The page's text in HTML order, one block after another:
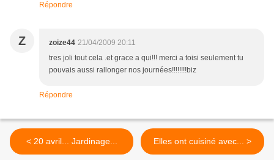
Répondre
Z zoize44 21/04/2009 20:11
tres joli tout cela .et grace a qui!!! merci a toisi seulement tu
pouvais aussi rallonger nos journées!!!!!!!!biz
Répondre
< 20 avril... Jardinage... Elles ont cuisiné avec... >